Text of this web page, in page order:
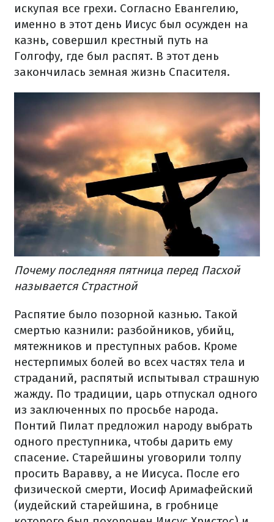
искупая все грехи. Согласно Евангелию,
именно в этот день Иисус был осужден на
казнь, совершил крестный путь на
Голгофу, где был распят. В этот день
закончилась земная жизнь Спасителя.
Почему последняя пятница перед Пасхой
называется Страстной
Распятие было позорной казнью. Такой
смертью казнили: разбойников, убийц,
мятежников и преступных рабов. Кроме
нестерпимых болей во всех частях тела и
страданий, распятый испытывал страшную
жажду. По традиции, царь отпускал одного
из заключенных по просьбе народа.
Понтий Пилат предложил народу выбрать
одного преступника, чтобы дарить ему
спасение. Старейшины уговорили толпу
просить Варавву, а не Иисуса. После его
физической смерти, Иосиф Аримафейский
(иудейский старейшина, в гробнице